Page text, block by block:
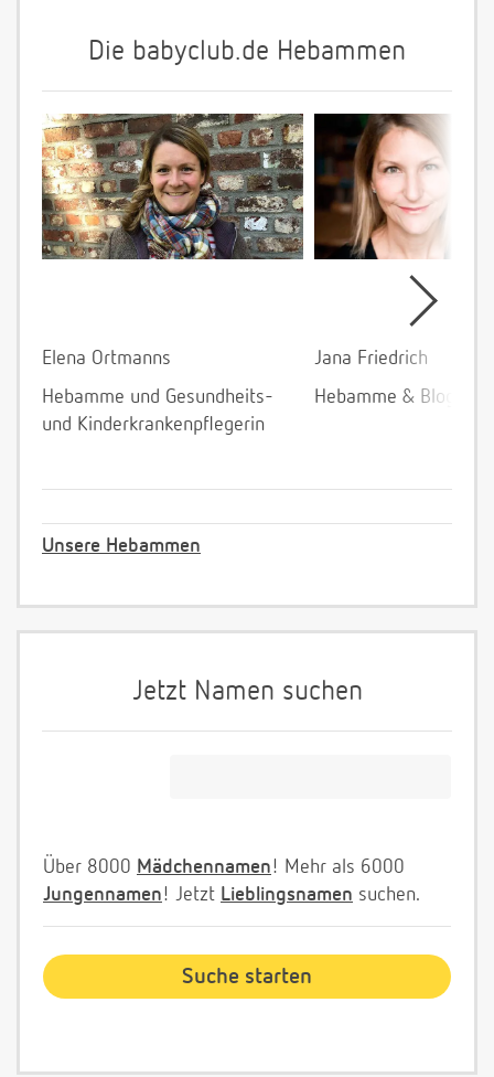
Die babyclub.de Hebammen
Elena Ortmanns
Hebamme und Gesundheits-
und Kinderkrankenpflegerin
Jana Friedrich
Hebamme &
Unsere Hebammen
Jetzt Namen suchen
Über 8000 Mädchennamen! Mehr als 6000
Jungennamen! Jetzt Lieblingsnamen suchen.